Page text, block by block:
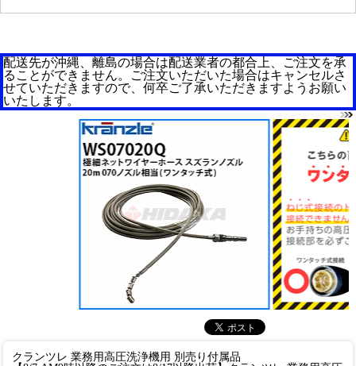
配送先が沖縄、離島の場合は配送業者の都合上、ご注文を承
ることができません。ご注文いただいた場合はキャンセルさ
せていただきますので、何卒ご了承いただきますようお願い
いたします。
クランツレ 業務用高圧洗浄機用 別売り付属品